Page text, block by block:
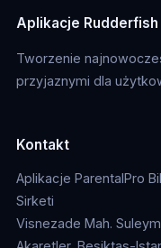
Aplikacje Rudderfish
Tworzenie
przyjaznymi dla
Kontakt
Aplikacje ParentalPro
Sirketi
Visnezade Mah.